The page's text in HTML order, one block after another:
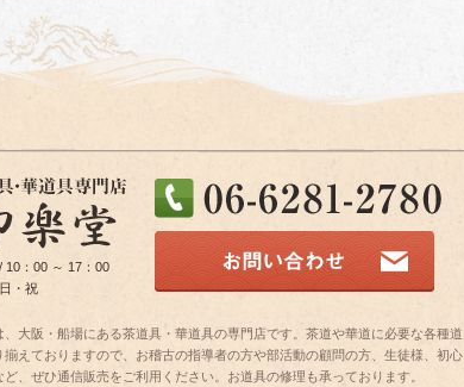
10：00 ～ 17：00
・祝
、大阪・船場にある茶道具・華道具の専門店です。茶道や華道に必要な各種道
揃えておりますので、お稽古の指導者の方や部活動の顧問の方、生徒様、初心
ど、ぜひ通信販売をご利用ください。お道具の修理も承っております。